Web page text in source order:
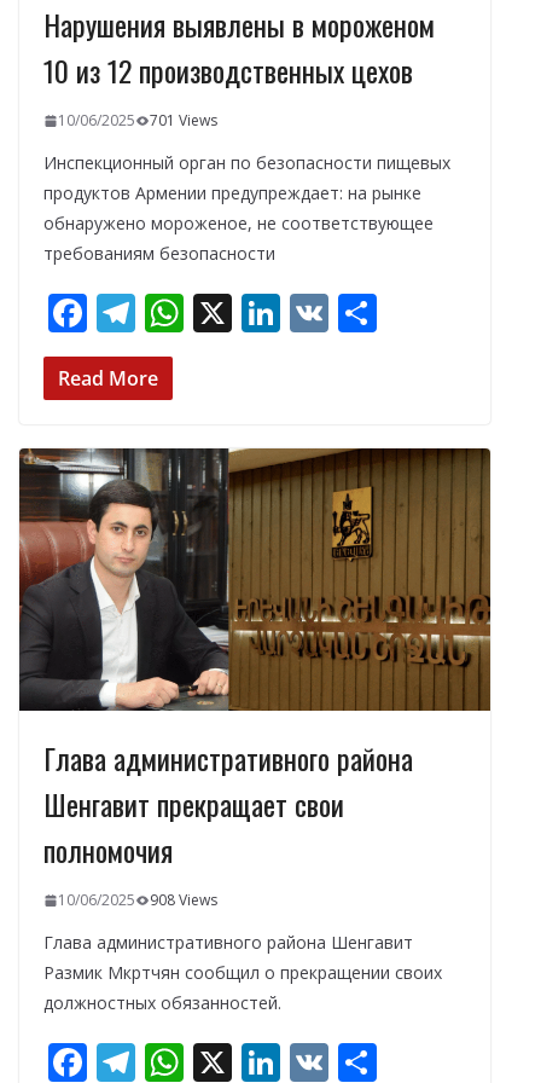
Нарушения выявлены в мороженом
10 из 12 производственных цехов
10/06/2025 701 Views
Инспекционный орган по безопасности пищевых
продуктов Армении предупреждает: на рынке
обнаружено мороженое, не соответствующее
требованиям безопасности
F
ac
e
o
o
k
T
el
e
a
m
W
A
p
p
X Li
dI
n
V
а
в
и
т
ь
Read More
Глава административного района
Шенгавит прекращает свои
полномочия
10/06/2025 908 Views
Глава административного района Шенгавит
Размик Мкртчян сообщил о прекращении своих
должностных обязанностей.
F T W X Li V